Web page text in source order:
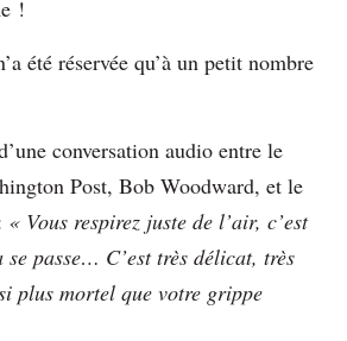
!
été réservée qu’à un petit nombre
conversation audio entre le
Post, Bob Woodward, et le
« Vous respirez juste de l’air, c’est
se passe… C’est très délicat, très
plus mortel que votre grippe